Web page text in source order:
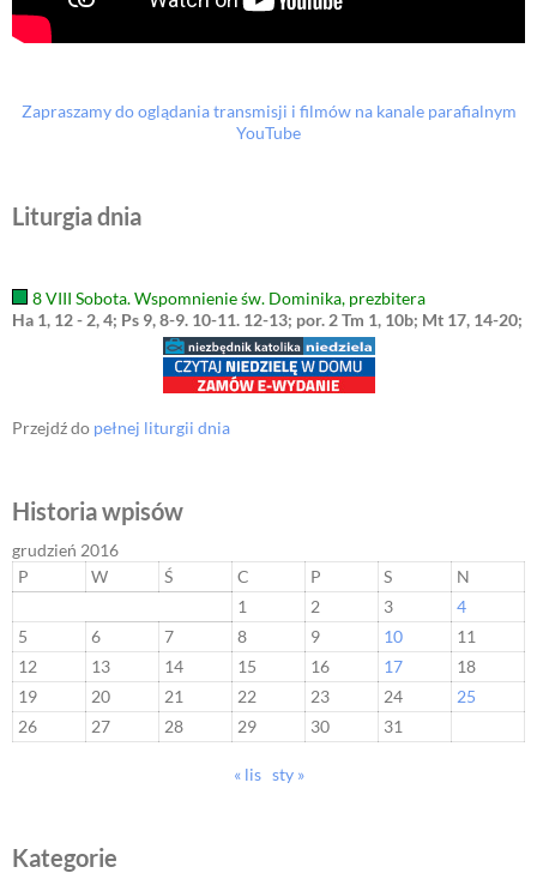
Zapraszamy do oglądania transmisji i filmów na kanale parafialnym
YouTube
Liturgia dnia
8 VIII Sobota. Wspomnienie św. Dominika, prezbitera
Ha 1, 12 - 2, 4; Ps 9, 8-9. 10-11. 12-13; por. 2 Tm 1, 10b; Mt 17, 14-20;
Przejdź do pełnej liturgii dnia
Historia wpisów
grudzień 2016
P
W Ś C P S
N
1
2 3
4
5
6 7 8 9 10
11
12
13 14 15 16 17
18
19
20 21 22 23 24
25
26
27 28 29 30 31
« lis sty »
Kategorie